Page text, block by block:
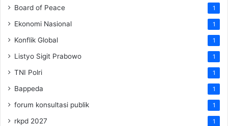
Board of Peace 1
Ekonomi Nasional 1
Konflik Global 1
Listyo Sigit Prabowo 1
TNI Polri 1
Bappeda 1
forum konsultasi publik 1
rkpd 2027 1